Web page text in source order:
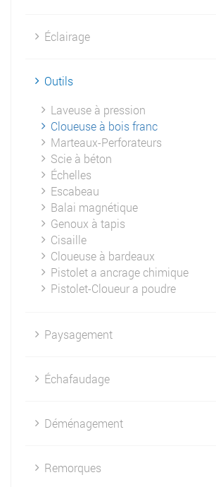
Éclairage
Outils
Laveuse à pression
Cloueuse à bois franc
Marteaux-Perforateurs
Scie à béton
Échelles
Escabeau
Balai magnétique
Genoux à tapis
Cisaille
Cloueuse à bardeaux
Pistolet a ancrage chimique
Pistolet-Cloueur a poudre
Paysagement
Échafaudage
Déménagement
Remorques